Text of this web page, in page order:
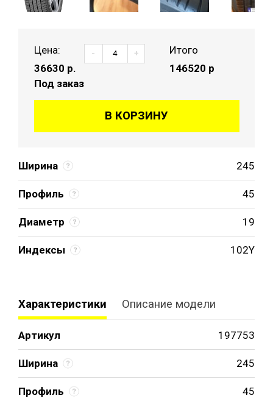
Ширина 245
Профиль 45
Диаметр 19
Индексы 102Y
Цена:
36630 р.
Под заказ
- +
Итого
146520 р
В КОРЗИНУ
Характеристики Описание модели
Артикул 197753
Ширина 245
Профиль 45